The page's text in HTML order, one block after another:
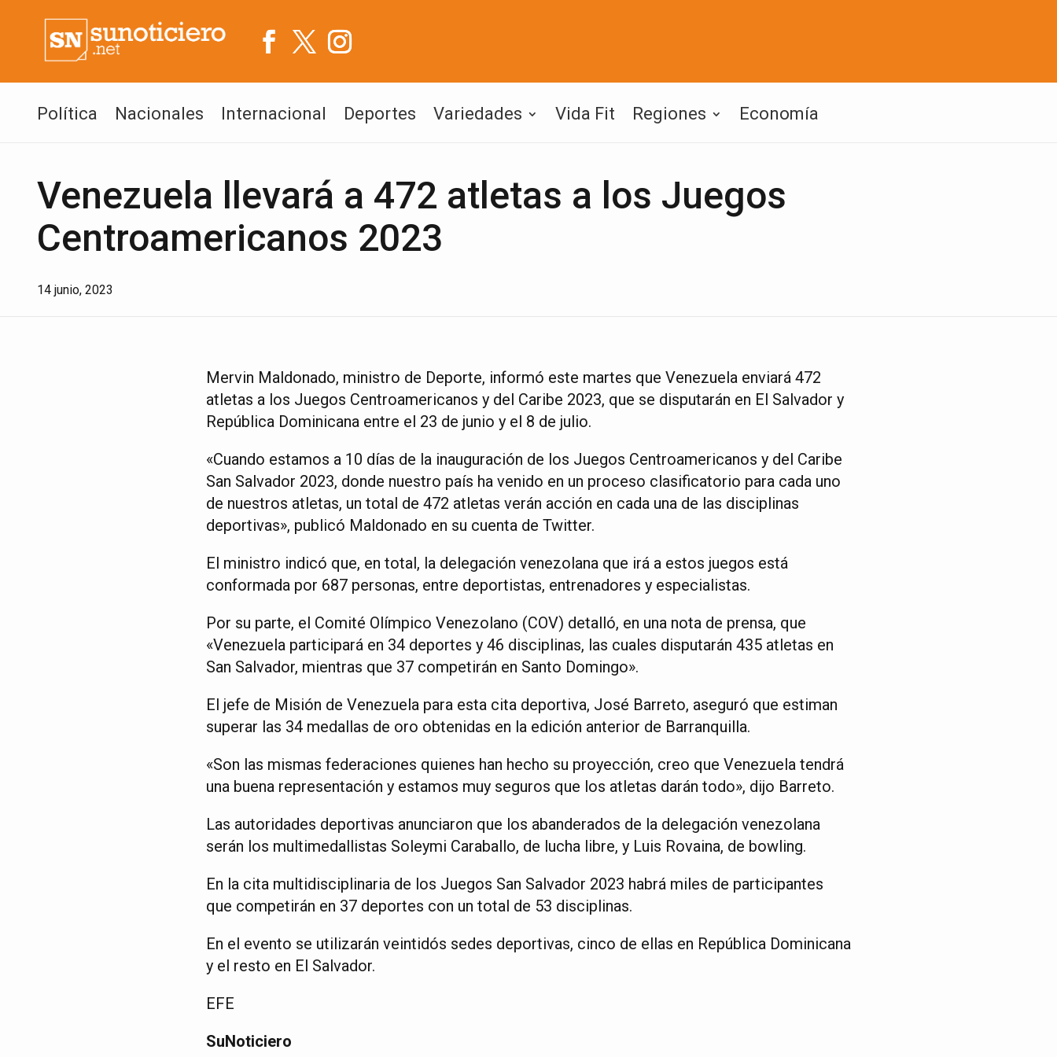
Política Nacionales Internacional Deportes Variedades Vida Fit Regiones Economía
Venezuela llevará a 472 atletas a los Juegos
Centroamericanos 2023
14 junio, 2023
Mervin Maldonado, ministro de Deporte, informó este martes que Venezuela enviará 472
atletas a los Juegos Centroamericanos y del Caribe 2023, que se disputarán en El Salvador y
República Dominicana entre el 23 de junio y el 8 de julio.
«Cuando estamos a 10 días de la inauguración de los Juegos Centroamericanos y del Caribe
San Salvador 2023, donde nuestro país ha venido en un proceso clasificatorio para cada uno
de nuestros atletas, un total de 472 atletas verán acción en cada una de las disciplinas
deportivas», publicó Maldonado en su cuenta de Twitter.
El ministro indicó que, en total, la delegación venezolana que irá a estos juegos está
conformada por 687 personas, entre deportistas, entrenadores y especialistas.
Por su parte, el Comité Olímpico Venezolano (COV) detalló, en una nota de prensa, que
«Venezuela participará en 34 deportes y 46 disciplinas, las cuales disputarán 435 atletas en
San Salvador, mientras que 37 competirán en Santo Domingo».
El jefe de Misión de Venezuela para esta cita deportiva, José Barreto, aseguró que estiman
superar las 34 medallas de oro obtenidas en la edición anterior de Barranquilla.
«Son las mismas federaciones quienes han hecho su proyección, creo que Venezuela tendrá
una buena representación y estamos muy seguros que los atletas darán todo», dijo Barreto.
Las autoridades deportivas anunciaron que los abanderados de la delegación venezolana
serán los multimedallistas Soleymi Caraballo, de lucha libre, y Luis Rovaina, de bowling.
En la cita multidisciplinaria de los Juegos San Salvador 2023 habrá miles de participantes
que competirán en 37 deportes con un total de 53 disciplinas.
En el evento se utilizarán veintidós sedes deportivas, cinco de ellas en República Dominicana
y el resto en El Salvador.
EFE
SuNoticiero